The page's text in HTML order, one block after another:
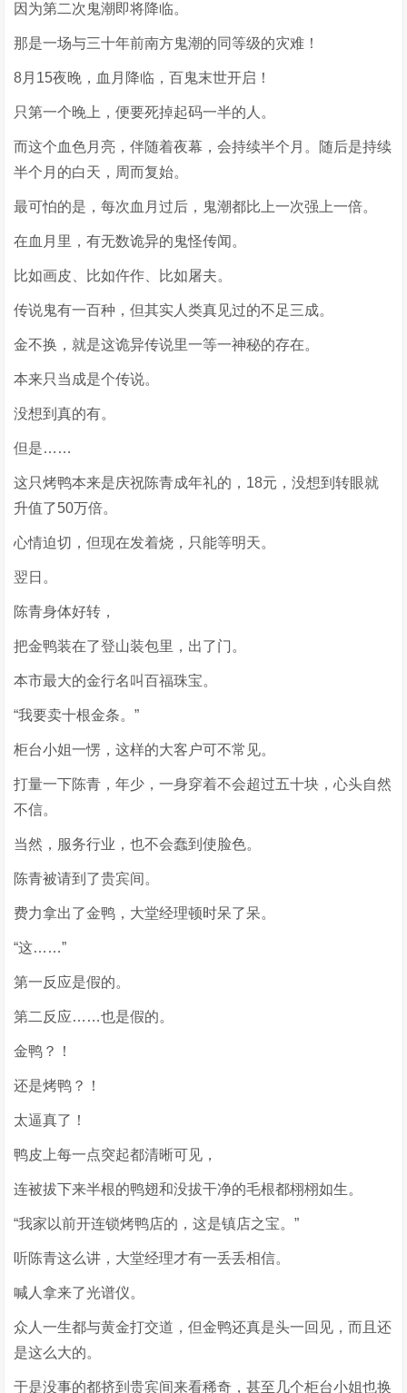
因为第二次鬼潮即将降临。
那是一场与三十年前南方鬼潮的同等级的灾难！
8月15夜晚，血月降临，百鬼末世开启！
只第一个晚上，便要死掉起码一半的人。
而这个血色月亮，伴随着夜幕，会持续半个月。随后是持续
半个月的白天，周而复始。
最可怕的是，每次血月过后，鬼潮都比上一次强上一倍。
在血月里，有无数诡异的鬼怪传闻。
比如画皮、比如仵作、比如屠夫。
传说鬼有一百种，但其实人类真见过的不足三成。
金不换，就是这诡异传说里一等一神秘的存在。
本来只当成是个传说。
没想到真的有。
但是……
这只烤鸭本来是庆祝陈青成年礼的，18元，没想到转眼就
升值了50万倍。
心情迫切，但现在发着烧，只能等明天。
翌日。
陈青身体好转，
把金鸭装在了登山装包里，出了门。
本市最大的金行名叫百福珠宝。
“我要卖十根金条。”
柜台小姐一愣，这样的大客户可不常见。
打量一下陈青，年少，一身穿着不会超过五十块，心头自然
不信。
当然，服务行业，也不会蠢到使脸色。
陈青被请到了贵宾间。
费力拿出了金鸭，大堂经理顿时呆了呆。
“这……”
第一反应是假的。
第二反应……也是假的。
金鸭？！
还是烤鸭？！
太逼真了！
鸭皮上每一点突起都清晰可见，
连被拔下来半根的鸭翅和没拔干净的毛根都栩栩如生。
“我家以前开连锁烤鸭店的，这是镇店之宝。”
听陈青这么讲，大堂经理才有一丢丢相信。
喊人拿来了光谱仪。
众人一生都与黄金打交道，但金鸭还真是头一回见，而且还
是这么大的。
于是没事的都挤到贵宾间来看稀奇，甚至几个柜台小姐也换